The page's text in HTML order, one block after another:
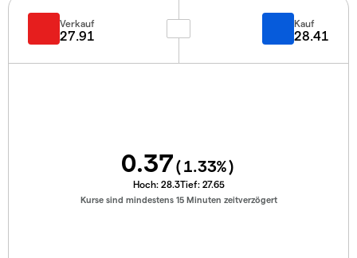
Verkauf
27.91
Kauf
28.41
0.37(1.33%)
Hoch: 28.3Tief: 27.65
Kurse sind mindestens 15 Minuten zeitverzögert